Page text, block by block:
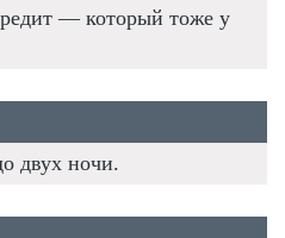
— который тоже у
двух ночи.